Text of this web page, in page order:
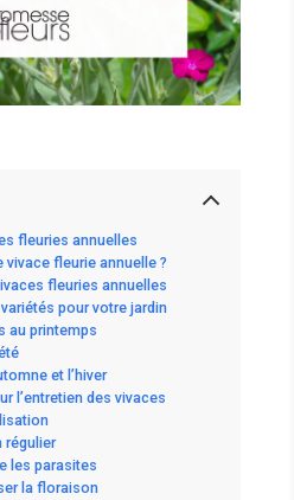
fleuries annuelles
vivace fleurie annuelle ?
fleuries annuelles
pour votre jardin
au printemps
et l’hiver
l’entretien des vivaces
régulier
les parasites
la floraison